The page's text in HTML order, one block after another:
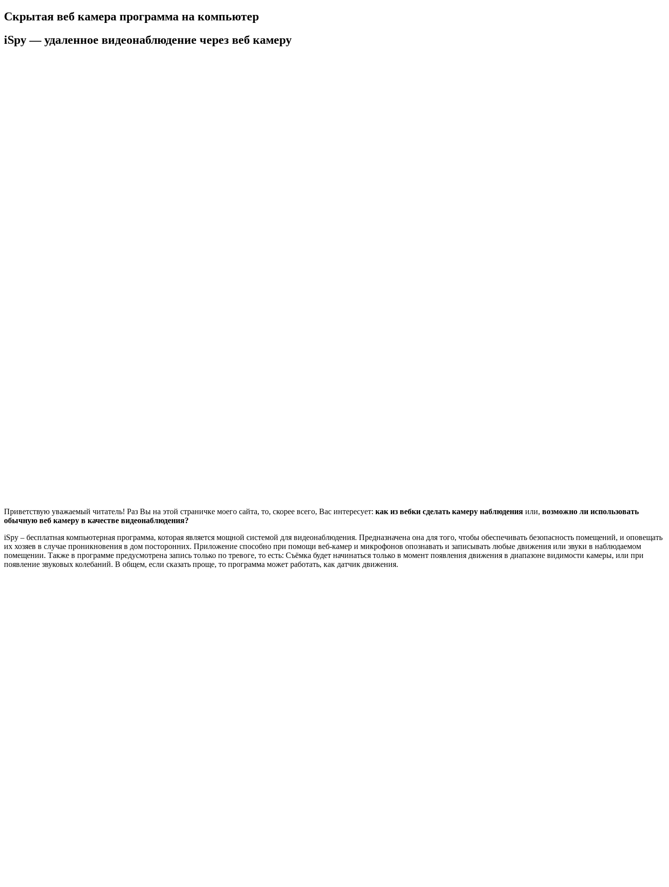
Скрытая веб камера программа на компьютер
iSpy — удаленное видеонаблюдение через веб камеру
Приветствую уважаемый читатель! Раз Вы на этой страничке моего сайта, то, скорее всего, Вас интересует: как из вебки сделать камеру наблюдения или, возможно ли использовать
обычную веб камеру в качестве видеонаблюдения?
iSpy – бесплатная компьютерная программа, которая является мощной системой для видеонаблюдения. Предназначена она для того, чтобы обеспечивать безопасность помещений, и оповещать
их хозяев в случае проникновения в дом посторонних. Приложение способно при помощи веб-камер и микрофонов опознавать и записывать любые движения или звуки в наблюдаемом
помещении. Также в программе предусмотрена запись только по тревоге, то есть: Съёмка будет начинаться только в момент появления движения в диапазоне видимости камеры, или при
появление звуковых колебаний. В общем, если сказать проще, то программа может работать, как датчик движения.